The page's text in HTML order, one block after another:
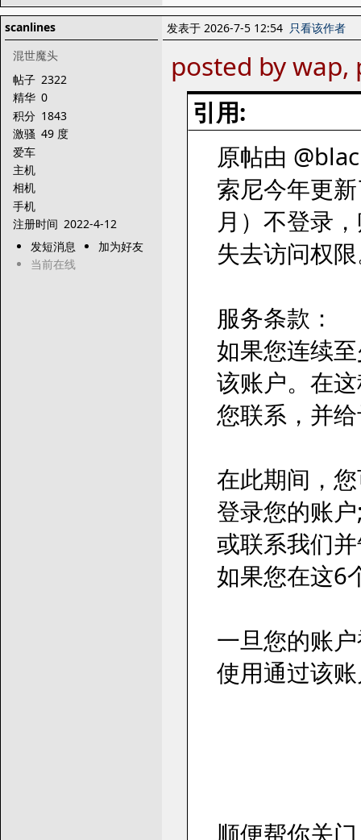
scanlines
混世魔头
帖子 2322
精华 0
积分 1843
激骚 49 度
爱车
主机
相机
手机
注册时间 2022-4-12
发短消息
加为好友
当前在线
发表于 2026-7-5 12:54 只看该作者
posted by
引用:
原帖由
索尼今年更
月）不登录
失去访问权
服务条款：
如果您连续
该账户。在
您联系，并
在此期间，
登录您的账
或联系我们
如果您在这6
一旦您的账
使用通过该
顺便帮你关